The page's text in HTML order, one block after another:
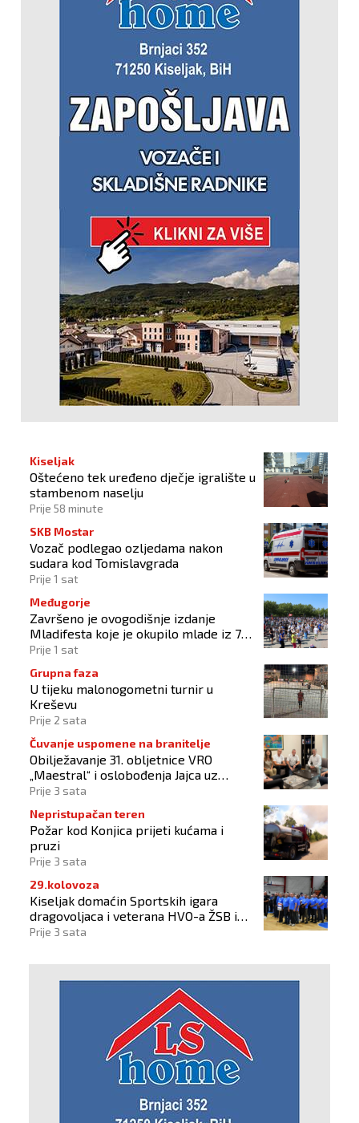
Kiseljak
Oštećeno tek uređeno dječje igralište u
stambenom naselju
Prije 58 minute
SKB Mostar
Vozač podlegao ozljedama nakon
sudara kod Tomislavgrada
Prije 1 sat
Međugorje
Završeno je ovogodišnje izdanje
Mladifesta koje je okupilo mlade iz 73
zemlje svijeta
Prije 1 sat
Grupna faza
U tijeku malonogometni turnir u
Kreševu
Prije 2 sata
Čuvanje uspomene na branitelje
Obilježavanje 31. obljetnice VRO
„Maestral“ i oslobođenja Jajca uz
pokroviteljstvo HNS-a BiH
Prije 3 sata
Nepristupačan teren
Požar kod Konjica prijeti kućama i
pruzi
Prije 3 sata
29.kolovoza
Kiseljak domaćin Sportskih igara
dragovoljaca i veterana HVO-a ŽSB i
Dana branitelja
Prije 3 sata